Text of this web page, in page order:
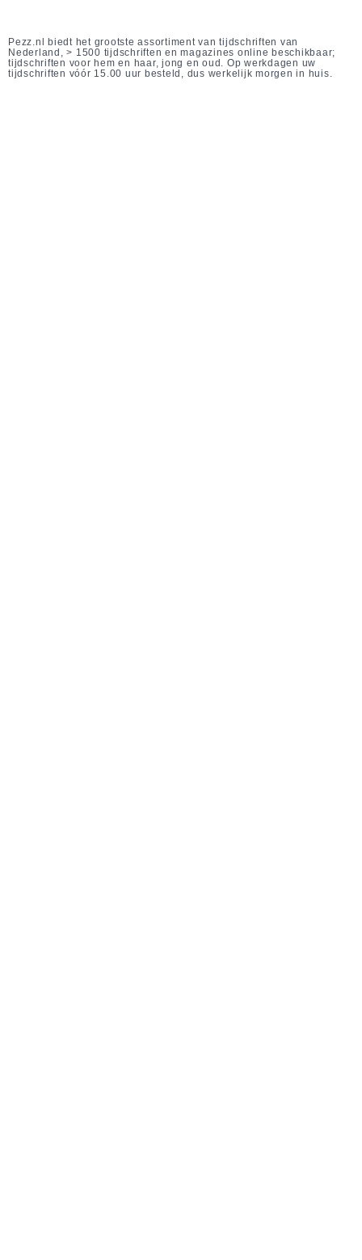
Pezz.nl biedt het grootste assortiment van tijdschriften van
Nederland, > 1500 tijdschriften en magazines online beschikbaar;
tijdschriften voor hem en haar, jong en oud. Op werkdagen uw
tijdschriften vóór 15.00 uur besteld, dus werkelijk morgen in huis.